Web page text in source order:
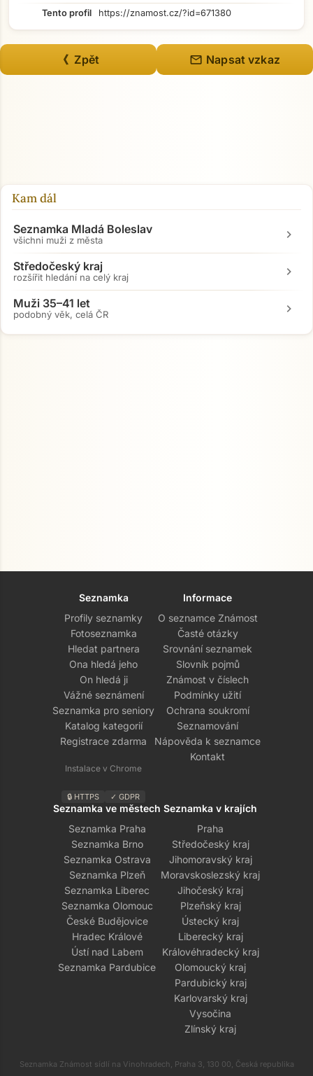
Přejít na hlavní obsah
Tento profil
https://znamost.cz/?id=671380
《 Zpět mail Napsat vzkaz
Kam dál
Seznamka Mladá Boleslav
všichni muži z města chevron_right
Středočeský kraj
rozšířit hledání na celý kraj chevron_right
Muži 35–41 let
podobný věk, celá ČR chevron_right
Seznamka
Profily seznamky
Fotoseznamka
Hledat partnera
Ona hledá jeho
On hledá ji
Vážné seznámení
Seznamka pro seniory
Katalog kategorií
Registrace zdarma
Instalace v Chrome
🔒 HTTPS ✓ GDPR
Informace
O seznamce Známost
Časté otázky
Srovnání seznamek
Slovník pojmů
Známost v číslech
Podmínky užití
Ochrana soukromí
Seznamování
Nápověda k seznamce
Kontakt
Seznamka ve městech
Seznamka Praha
Seznamka Brno
Seznamka Ostrava
Seznamka Plzeň
Seznamka Liberec
Seznamka Olomouc
České Budějovice
Hradec Králové
Ústí nad Labem
Seznamka Pardubice
Seznamka v krajích
Praha
Středočeský kraj
Jihomoravský kraj
Moravskoslezský kraj
Jihočeský kraj
Plzeňský kraj
Ústecký kraj
Liberecký kraj
Královéhradecký kraj
Olomoucký kraj
Pardubický kraj
Karlovarský kraj
Vysočina
Zlínský kraj
Seznamka Známost sídlí na Vinohradech, Praha 3, 130 00, Česká republika